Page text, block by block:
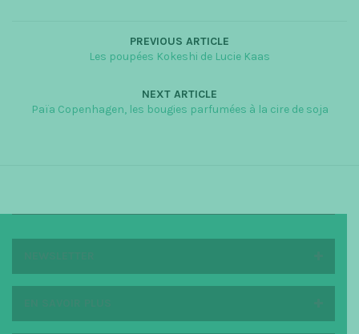
PREVIOUS ARTICLE
Les poupées Kokeshi de Lucie Kaas
NEXT ARTICLE
Païa Copenhagen, les bougies parfumées à la cire de soja